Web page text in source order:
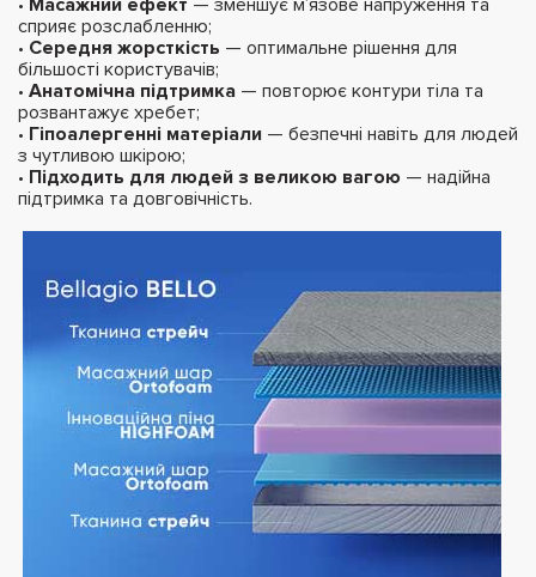
сприяє розслабленню;
• Середня жорсткість — оптимальне рішення для
більшості користувачів;
• Анатомічна підтримка — повторює контури тіла та
розвантажує хребет;
• Гіпоалергенні матеріали — безпечні навіть для людей
з чутливою шкірою;
• Підходить для людей з великою вагою — надійна
підтримка та довговічність.